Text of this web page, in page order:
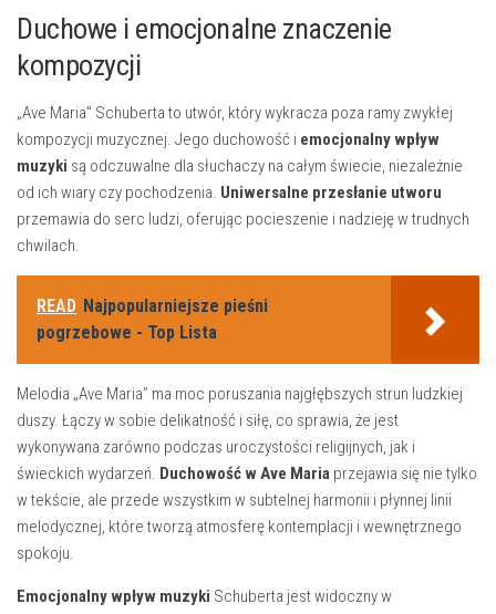
Duchowe i emocjonalne znaczenie
kompozycji
„Ave Maria” Schuberta to utwór, który wykracza poza ramy zwykłej
kompozycji muzycznej. Jego duchowość i emocjonalny wpływ
muzyki są odczuwalne dla słuchaczy na całym świecie, niezależnie
od ich wiary czy pochodzenia. Uniwersalne przesłanie utworu
przemawia do serc ludzi, oferując pocieszenie i nadzieję w trudnych
chwilach.
READ Najpopularniejsze pieśni
pogrzebowe - Top Lista
Melodia „Ave Maria” ma moc poruszania najgłębszych strun ludzkiej
duszy. Łączy w sobie delikatność i siłę, co sprawia, że jest
wykonywana zarówno podczas uroczystości religijnych, jak i
świeckich wydarzeń. Duchowość w Ave Maria przejawia się nie tylko
w tekście, ale przede wszystkim w subtelnej harmonii i płynnej linii
melodycznej, które tworzą atmosferę kontemplacji i wewnętrznego
spokoju.
Emocjonalny wpływ muzyki Schuberta jest widoczny w